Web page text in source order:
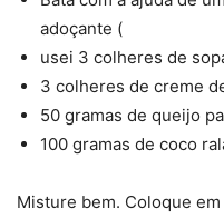
adoçante (
usei 3 colheres de
3 colheres de creme
50 gramas de queijo
100 gramas de coco
Misture bem. Coloque